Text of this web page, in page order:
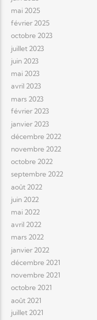
mai 2025
février 2025
octobre 2023
juillet 2023
juin 2023
mai 2023
avril 2023
mars 2023
février 2023
janvier 2023
décembre 2022
novembre 2022
octobre 2022
septembre 2022
août 2022
juin 2022
mai 2022
avril 2022
mars 2022
janvier 2022
décembre 2021
novembre 2021
octobre 2021
août 2021
juillet 2021